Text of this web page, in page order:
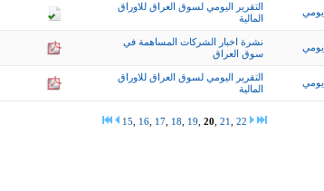
التقرير اليومي لسوق العراق للاوراق
المالية
يومي
نشرة اخبار الشركات المساهمة في
سوق العراق
يومي
التقرير اليومي لسوق العراق للاوراق
المالية
يومي
15 16 17 18 19 20 21 22